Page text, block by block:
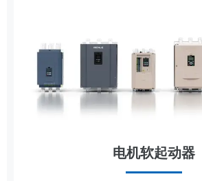
电机软起动器
成套电器
传动控制
集装箱式储能系统